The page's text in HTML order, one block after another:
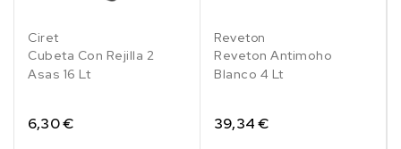
Ciret
Cubeta Con Rejilla 2
Asas 16 Lt
6,30 €
Reveton
Reveton Antimoho
Blanco 4 Lt
39,34 €